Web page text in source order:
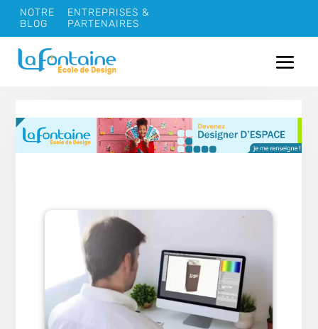
NOTRE
BLOG
ENTREPRISES &
PARTENAIRES